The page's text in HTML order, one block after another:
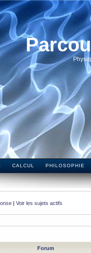
CALCUL PHILOSOPHIE
| Voir les sujets actifs
Forum